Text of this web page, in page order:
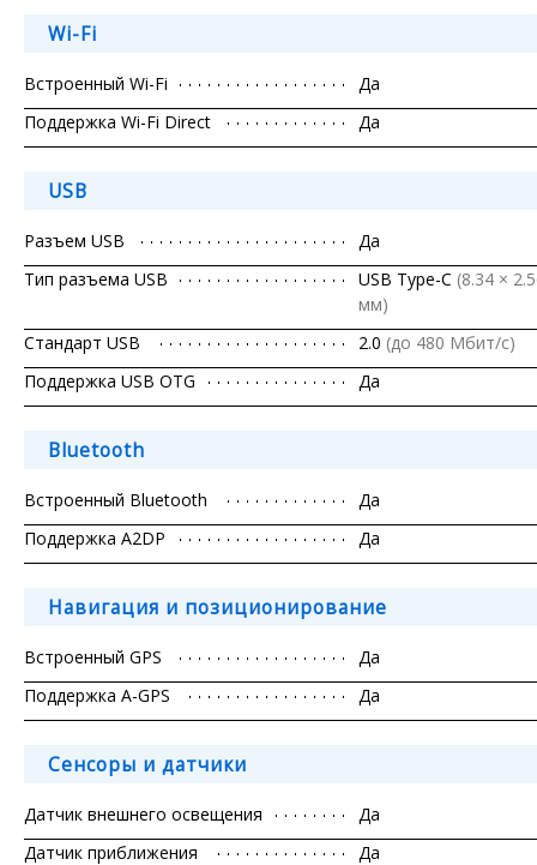
Wi-Fi
Встроенный Wi-Fi
Да
Поддержка Wi-Fi Direct
Да
USB
Разъем USB
Да
Тип разъема USB
USB Type-C (8.34 ×
мм)
Стандарт USB
2.0 (до 480 Мбит/с)
Поддержка USB OTG
Да
Bluetooth
Встроенный Bluetooth
Да
Поддержка A2DP
Да
Навигация и позиционирование
Встроенный GPS
Да
Поддержка A-GPS
Да
Сенсоры и датчики
Датчик внешнего освещения
Да
Датчик приближения
Да